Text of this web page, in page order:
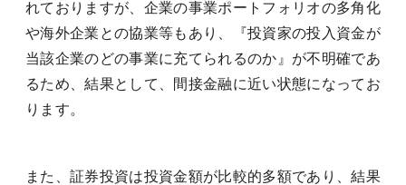
れておりますが、企業の事業ポートフォリオの多角化
や海外企業との協業等もあり、『投資家の投入資金が
当該企業のどの事業に充てられるのか』が不明確であ
るため、結果として、間接金融に近い状態になってお
ります。
また、証券投資は投資金額が比較的多額であり、結果